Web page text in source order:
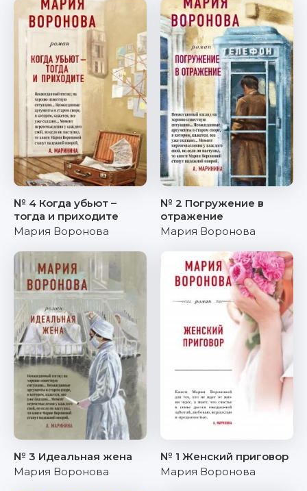
№ 4 Когда убьют –
тогда и приходите
Мария Воронова
№ 2 Погружение в
отражение
Мария Воронова
№ 3 Идеальная жена
Мария Воронова
№ 1 Женский приговор
Мария Воронова